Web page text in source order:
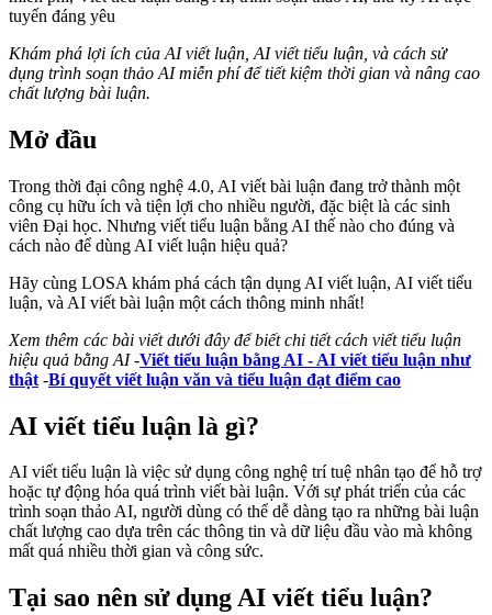
tuyến đáng yêu
Khám phá lợi ích của AI viết luận, AI viết tiểu luận, và cách sử
dụng trình soạn thảo AI miễn phí để tiết kiệm thời gian và nâng cao
chất lượng bài luận.
Mở đầu
Trong thời đại công nghệ 4.0, AI viết bài luận đang trở thành một
công cụ hữu ích và tiện lợi cho nhiều người, đặc biệt là các sinh
viên Đại học. Nhưng viết tiểu luận bằng AI thế nào cho đúng và
cách nào để dùng AI viết luận hiệu quả?
Hãy cùng LOSA khám phá cách tận dụng AI viết luận, AI viết tiểu
luận, và AI viết bài luận một cách thông minh nhất!
Xem thêm các bài viết dưới đây để biết chi tiết cách viết tiểu luận
hiệu quả bằng AI-Viết tiểu luận bằng AI - AI viết tiểu luận như
thật -Bí quyết viết luận văn và tiểu luận đạt điểm cao
AI viết tiểu luận là gì?
AI viết tiểu luận là việc sử dụng công nghệ trí tuệ nhân tạo để hỗ trợ
hoặc tự động hóa quá trình viết bài luận. Với sự phát triển của các
trình soạn thảo AI, người dùng có thể dễ dàng tạo ra những bài luận
chất lượng cao dựa trên các thông tin và dữ liệu đầu vào mà không
mất quá nhiều thời gian và công sức.
Tại sao nên sử dụng AI viết tiểu luận?